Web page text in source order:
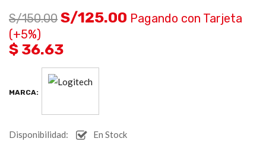
S/150.00 S/125.00 Pagando con Tarjeta
(+5%)
$ 36.63
MARCA:
Disponibilidad: En Stock